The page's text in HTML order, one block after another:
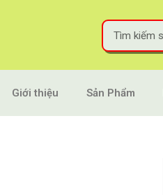
Giới thiệu Sản Phẩm